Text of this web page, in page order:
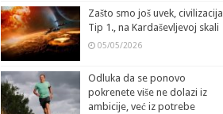
Zašto smo još uvek, civilizacija
Tip 1., na Kardaševljevoj skali
05/05/2026
Odluka da se ponovo
pokrenete više ne dolazi iz
ambicije, već iz potrebe